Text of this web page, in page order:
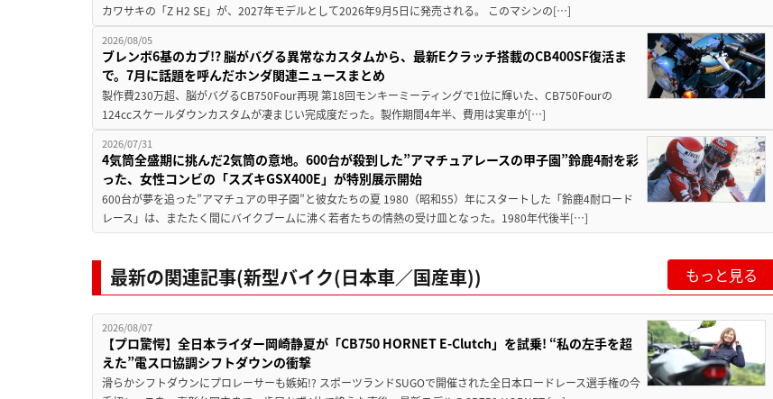
カワサキの「Z H2 SE」が、2027年モデルとして2026年9月5日に発売される。 このマシンの[…]
2026/08/05
ブレンボ6基のカブ!? 脳がバグる異常なカスタムから、最新Eクラッチ搭載のCB400SF復活ま
で。7月に話題を呼んだホンダ関連ニュースまとめ
製作費230万超、脳がバグるCB750Four再現 第18回モンキーミーティングで1位に輝いた、CB750Fourの
124ccスケールダウンカスタムが凄まじい完成度だった。製作期間4年半、費用は実車が[…]
2026/07/31
4気筒全盛期に挑んだ2気筒の意地。600台が殺到した”アマチュアレースの甲子園”鈴鹿4耐を彩
った、女性コンビの「スズキGSX400E」が特別展示開始
600台が夢を追った”アマチュアの甲子園”と彼女たちの夏 1980（昭和55）年にスタートした「鈴鹿4耐ロード
レース」は、またたく間にバイクブームに沸く若者たちの情熱の受け皿となった。1980年代後半[…]
最新の関連記事(新型バイク(日本車／国産車)) もっと見る
2026/08/07
【プロ驚愕】全日本ライダー岡崎静夏が「CB750 HORNET E-Clutch」を試乗! “私の左手を超
えた”電スロ協調シフトダウンの衝撃
滑らかシフトダウンにプロレーサーも嫉妬!? スポーツランドSUGOで開催された全日本ロードレース選手権の今